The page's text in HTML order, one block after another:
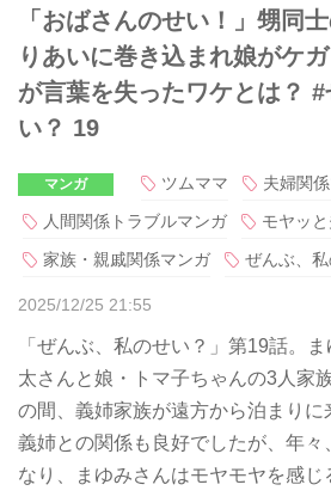
「おばさんのせい！」甥同
りあいに巻き込まれ娘がケ
が言葉を失ったワケとは？
い？ 19
マンガ ツムママ
夫婦関
人間関係トラブルマンガ
モヤッ
家族・親戚関係マンガ
ぜんぶ、私
2025/12/25 21:55
「ぜんぶ、私のせい？」第19話。
太さんと娘・トマ子ちゃんの3人家
の間、義姉家族が遠方から泊まりに
義姉との関係も良好でしたが、年々
なり、まゆみさんはモヤモヤを感じ